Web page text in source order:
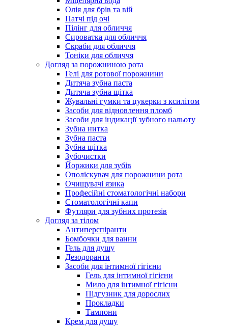
Олія для брів та вій
Патчі під очі
Пілінг для обличчя
Сироватка для обличчя
Скраби для обличчя
Тоніки для обличчя
Догляд за порожниною рота
Гелі для ротової порожнини
Дитяча зубна паста
Дитяча зубна щітка
Жувальні гумки та цукерки з ксилітом
Засоби для відновлення пломб
Засоби для індикації зубного нальоту
Зубна нитка
Зубна паста
Зубна щітка
Зубочистки
Йоржики для зубів
Ополіскувач для порожнини рота
Очищувачі язика
Професійні стоматологічні набори
Стоматологічні капи
Футляри для зубних протезів
Догляд за тілом
Антиперспіранти
Бомбочки для ванни
Гель для душу
Дезодоранти
Засоби для інтимної гігієни
Гель для інтимної гігієни
Мило для інтимної гігієни
Підгузник для дорослих
Прокладки
Тампони
Крем для душу